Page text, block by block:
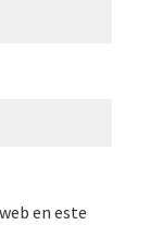
en este